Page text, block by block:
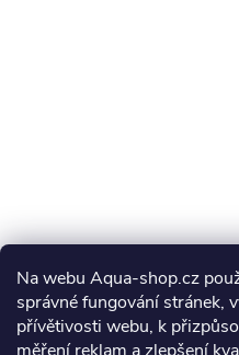
Na webu Aqua-shop.cz
správné fungování stránek,
přívětivosti webu, k